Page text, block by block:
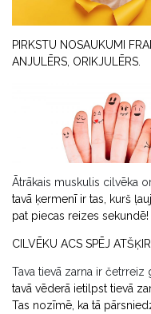
PIRKSTU NOSAUKUMI
ANJULĒRS, ORIKJULĒRS.
Ātrākais muskulis cilvēka
tavā ķermenī ir tas, kurš
pat piecas reizes sekundē!
CILVĒKU ACS SPĒJ
Tava tievā zarna ir četrreiz
tavā vēderā ietilpst tievā
Tas nozīmē, ka tā